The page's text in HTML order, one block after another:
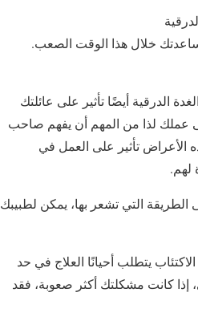
خلال هذا الوقت الصعب.
الغدة الدرقية أيضًا تأثير على عائلتك
عملك لذا من المهم أن يفهم صاحب
الأعراض تأثير على العمل في
لهم.
التي تشعر بها، يمكن لطبيبك
يتطلب أحيانًا العلاج في حد
إذا كانت مشكلتك أكثر صعوبة، فقد